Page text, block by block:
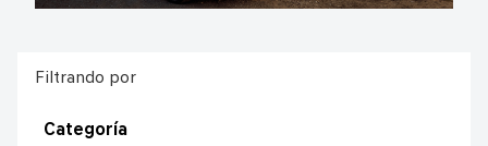
Filtrando por
Categoría